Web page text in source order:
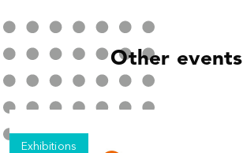
Other events
Exhibitions